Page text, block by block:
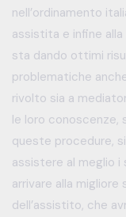
nell’ordinamento
assistita e infine
sta dando ottimi
problematiche
rivolto sia a
le loro conoscenze,
queste procedure,
assistere al meglio
arrivare alla
dell’assistito, che